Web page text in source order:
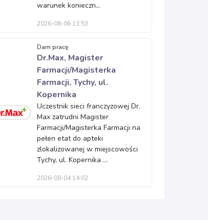
warunek konieczn...
2026-08-06 13:53
Dam pracę
Dr.Max, Magister
Farmacji/Magisterka
Farmacji, Tychy, ul.
Kopernika
Uczestnik sieci franczyzowej Dr.
Max zatrudni Magister
Farmacji/Magisterka Farmacji na
pełen etat do apteki
zlokalizowanej w miejscowości
Tychy, ul. Kopernika ...
2026-08-04 14:02